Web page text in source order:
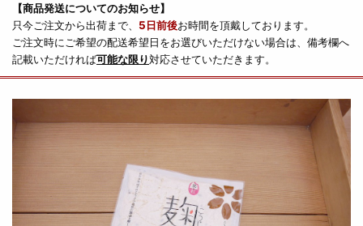
【商品発送についてのお知らせ】
只今ご注文から出荷まで、 5日前後お時間を頂戴しております。
ご注文時にご希望の配送希望日をお選びいただけない場合は、備考欄へ
記載いただければ可能な限り対応させていただきます。